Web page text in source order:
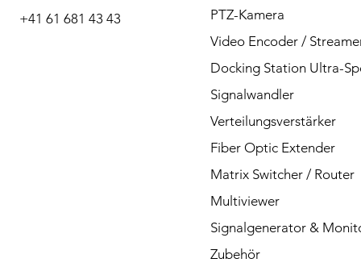
Telefon oder Mail.
+41 61 681 43 43
PTZ-Kamera
Video Encoder /
Docking Station Ultra-
Signalwandler
Verteilungsverstärker
Fiber Optic Extender
Matrix Switcher / Router
Multiviewer
Signalgenerator &
Zubehör